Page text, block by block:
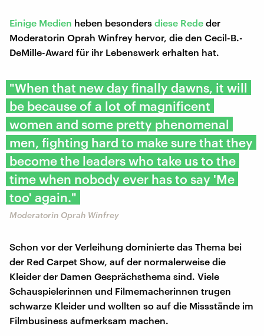
Einige Medien heben besonders diese Rede der
Moderatorin Oprah Winfrey hervor, die den Cecil-B.-
DeMille-Award für ihr Lebenswerk erhalten hat.
"When that new day finally dawns, it will
be because of a lot of magnificent
women and some pretty phenomenal
men, fighting hard to make sure that they
become the leaders who take us to the
time when nobody ever has to say 'Me
too' again."
Moderatorin Oprah Winfrey
Schon vor der Verleihung dominierte das Thema bei
der Red Carpet Show, auf der normalerweise die
Kleider der Damen Gesprächsthema sind. Viele
Schauspielerinnen und Filmemacherinnen trugen
schwarze Kleider und wollten so auf die Missstände im
Filmbusiness aufmerksam machen.